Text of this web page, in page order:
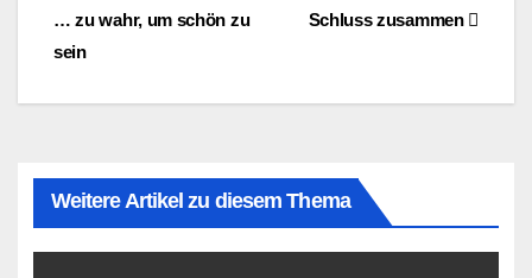
Schluss zusammen
… zu wahr, um schön zu
sein
Weitere Artikel zu diesem Thema